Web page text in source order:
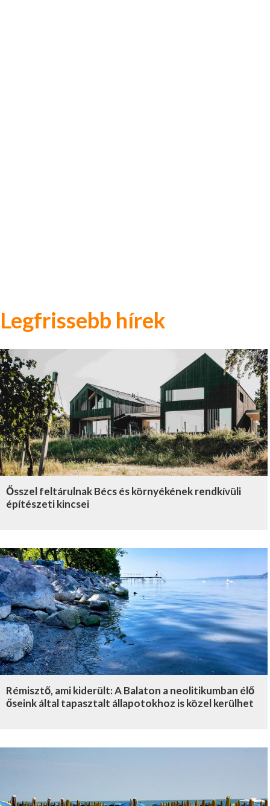
Legfrissebb hírek
Ősszel feltárulnak Bécs és környékének rendkívüli
építészeti kincsei
Rémisztő, ami kiderült: A Balaton a neolitikumban élő
őseink által tapasztalt állapotokhoz is közel kerülhet